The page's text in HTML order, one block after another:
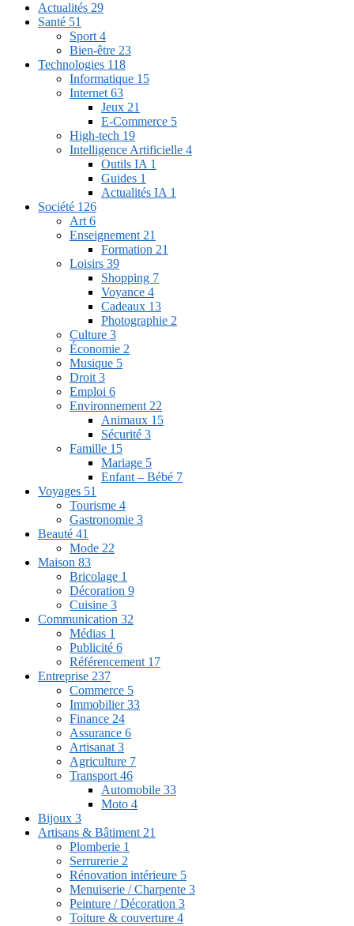
Actualités 29
Santé 51
Sport 4
Bien-être 23
Technologies 118
Informatique 15
Internet 63
Jeux 21
E-Commerce 5
High-tech 19
Intelligence Artificielle 4
Outils IA 1
Guides 1
Actualités IA 1
Société 126
Art 6
Enseignement 21
Formation 21
Loisirs 39
Shopping 7
Voyance 4
Cadeaux 13
Photographie 2
Culture 3
Économie 2
Musique 5
Droit 3
Emploi 6
Environnement 22
Animaux 15
Sécurité 3
Famille 15
Mariage 5
Enfant – Bébé 7
Voyages 51
Tourisme 4
Gastronomie 3
Beauté 41
Mode 22
Maison 83
Bricolage 1
Décoration 9
Cuisine 3
Communication 32
Médias 1
Publicité 6
Référencement 17
Entreprise 237
Commerce 5
Immobilier33
Finance 24
Assurance 6
Artisanat 3
Agriculture 7
Transport 46
Automobile 33
Moto 4
Bijoux 3
Artisans & Bâtiment 21
Plomberie 1
Serrurerie 2
Rénovation intérieure 5
Menuiserie / Charpente 3
Peinture / Décoration 3
Toiture & couverture 4